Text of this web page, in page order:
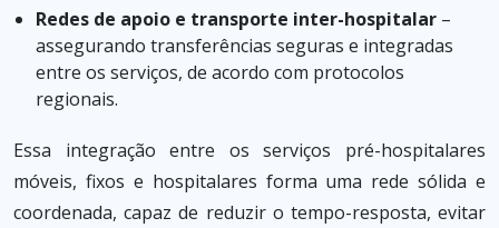
Redes de apoio e transporte inter-hospitalar –
assegurando transferências seguras e integradas
entre os serviços, de acordo com protocolos
regionais.
Essa integração entre os serviços pré-hospitalares
móveis, fixos e hospitalares forma uma rede sólida e
coordenada, capaz de reduzir o tempo-resposta, evitar